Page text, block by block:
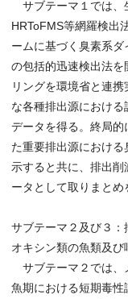
サブテーマ１では、
HRToFMS等網羅検出
ームに基づく臭素系
の包括的迅速検出法
リングを環境省と連
な各種排出源におけ
データを得る。終局
た重要排出源におけ
示すると共に、排出
ータとして取りまとめ
サブテーマ２及び３
オキシン類の魚類及び
サブテーマ２では、
魚期における短期毒性